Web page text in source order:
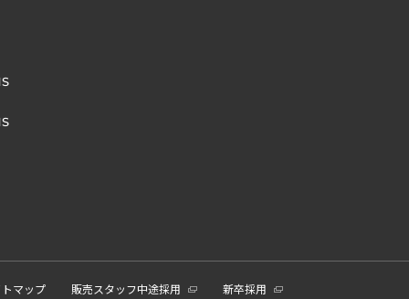
マップ 販売スタッフ中途採用 新卒採用